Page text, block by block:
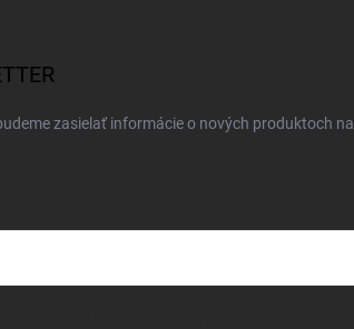
zasielať informácie o nových produktoch na